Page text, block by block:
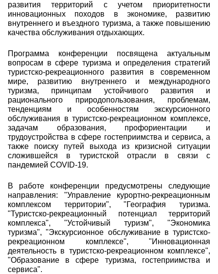
развития территорий с учетом приоритетности
инновационных походов в экономике, развитию
внутреннего и въездного туризма, а также повышению
качества обслуживания отдыхающих.
Программа конференции посвящена актуальным
вопросам в сфере туризма и определения стратегий
туристско-рекреационного развития в современном
мире, развитию внутреннего и международного
туризма, принципам устойчивого развития и
рационального природопользования, проблемам,
тенденциям и особенностям экскурсионного
обслуживания в туристско-рекреационном комплексе,
задачам образования, профориентации и
трудоустройства в сфере гостеприимства и сервиса, а
также поиску путей выхода из кризисной ситуации
сложившейся в туристской отрасли в связи с
пандемией COVID-19.
В работе конференции предусмотрены следующие
направления: "Управление курортно-рекреационным
комплексом территории", "География туризма.
"Туристско-рекреационный потенциал территорий
комплекса", "Устойчивый туризм", "Экономика
туризма", "Экскурсионное обслуживание в туристско-
рекреационном комплексе", "Инновационная
деятельность в туристско-рекреационном комплексе",
"Образование в сфере туризма, гостеприимства и
сервиса".